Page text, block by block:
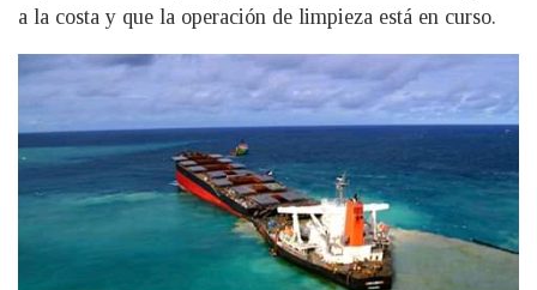
a la costa y que la operación de limpieza está en curso.